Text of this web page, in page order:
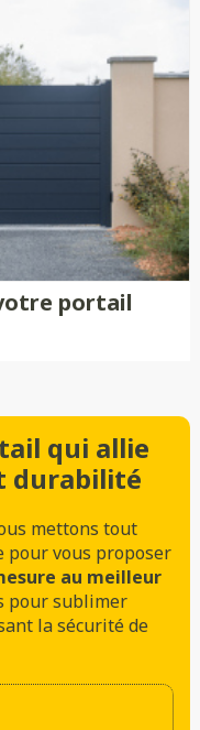
portail
qui allie
durabilité
mettons tout
pour vous proposer
au meilleur
pour sublimer
la sécurité de